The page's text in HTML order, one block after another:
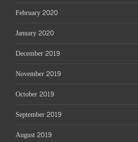
February 2020
January 2020
December 2019
November 2019
October 2019
September 2019
August 2019